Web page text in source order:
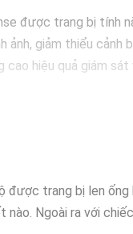
được trang bị tính
ảnh, giảm thiểu cảnh
cao hiệu quả giám sát
được trang bị len ống
Ngoài ra với